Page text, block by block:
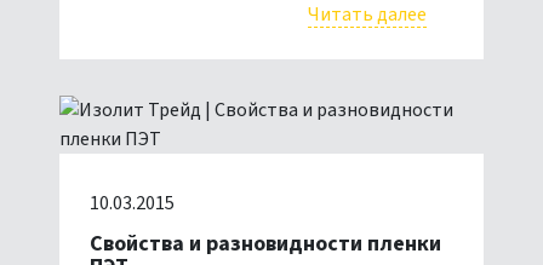
Читать далее
10.03.2015
Свойства и разновидности пленки